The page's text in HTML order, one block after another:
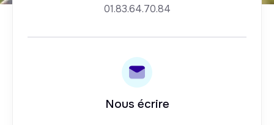
01.83.64.70.84
Nous écrire